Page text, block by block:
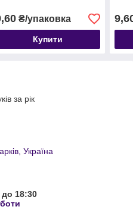
₴/упаковка
Купити
за рік
Україна
до 18:30